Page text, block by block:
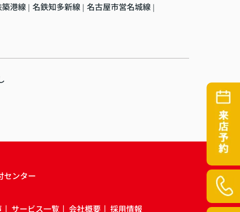
港線 | 名鉄知多新線 | 名古屋市営名城線 |
センター
サービス一覧 会社概要 採用情報